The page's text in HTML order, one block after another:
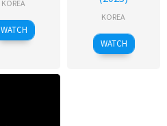
KOREA
WATCH
KOREA
WATCH